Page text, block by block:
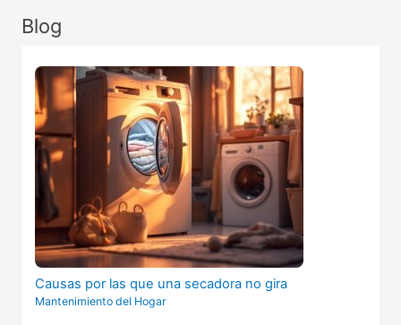
Blog
Causas por las que una secadora no gira
Mantenimiento del Hogar